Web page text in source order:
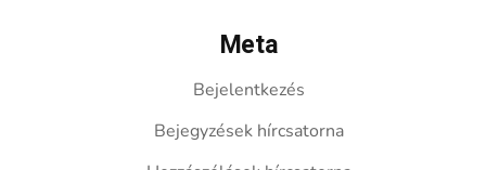
Meta
Bejelentkezés
Bejegyzések hírcsatorna